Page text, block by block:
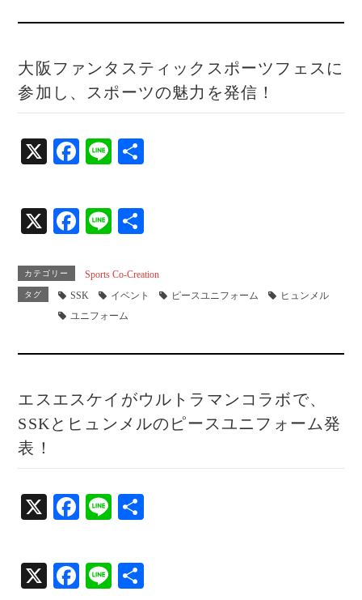
大阪ファンタスティックスポーツフェスに
参加し、スポーツの魅力を発信！
X
Fa
bo
ok
Li
X
Fa
bo
ok
Li
カテゴリー Sports Co-Creation
タグ SSK イベント ピースユニフォーム
ヒュンメル
ユニフォーム
エスエスケイがウルトラマンコラボで、
SSKとヒュンメルのピースユニフォーム発
表！
X
Fa
bo
ok
Li
X
Fa Li